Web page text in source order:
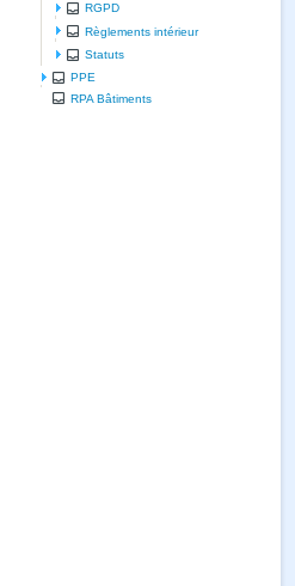
RGPD
Règlements intérieur
Statuts
PPE
RPA Bâtiments